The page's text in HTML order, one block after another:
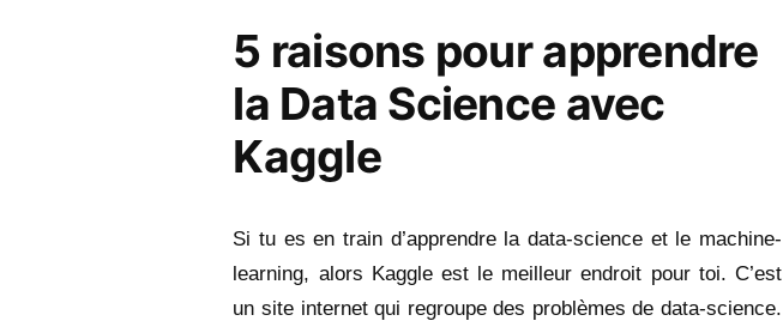
5 raisons pour apprendre
la Data Science avec
Kaggle
Si tu es en train d’apprendre la data-science et le machine-
learning, alors Kaggle est le meilleur endroit pour toi. C’est
un site internet qui regroupe des problèmes de data-science.